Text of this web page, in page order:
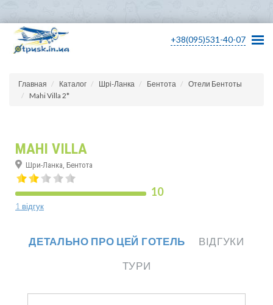
+38(095)531-40-07
Главная Каталог Шрі-Ланка Бентота
Отели Бентоты
Mahi Villa 2*
MAHI VILLA
Шри-Ланка, Бентота
10
1 відгук
ДЕТАЛЬНО ПРО ЦЕЙ ГОТЕЛЬ
ВІДГУКИ
ТУРИ